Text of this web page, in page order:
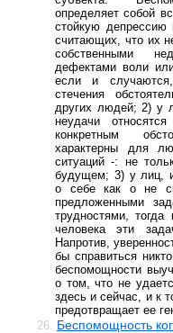
определяет собой
стойкую
считающих, что их
собственными
дефектами воли
если и
стечения
других людей; 2) у
неудачи
конкретным
характерны для
ситуаций -: не
будущем; 3) у лиц,
о себе как о не
предложенными
трудностями,
человека эти
Напротив,
бы справиться
беспомощности
о том, что не
здесь и сейчас, и к
предотвращает ее
26. Беспомощность